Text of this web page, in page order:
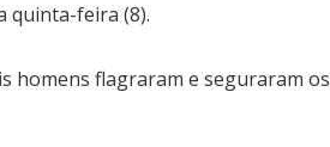
quinta-feira (8).
homens flagraram e seguraram os